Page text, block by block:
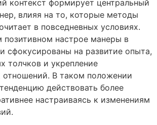
контекст формирует центральный
влияя на то, которые методы
в повседневных условиях.
позитивном настрое манеры в
сфокусированы на развитие опыта,
толчков и укрепление
В таком положении
действовать более
настраиваясь к изменениям